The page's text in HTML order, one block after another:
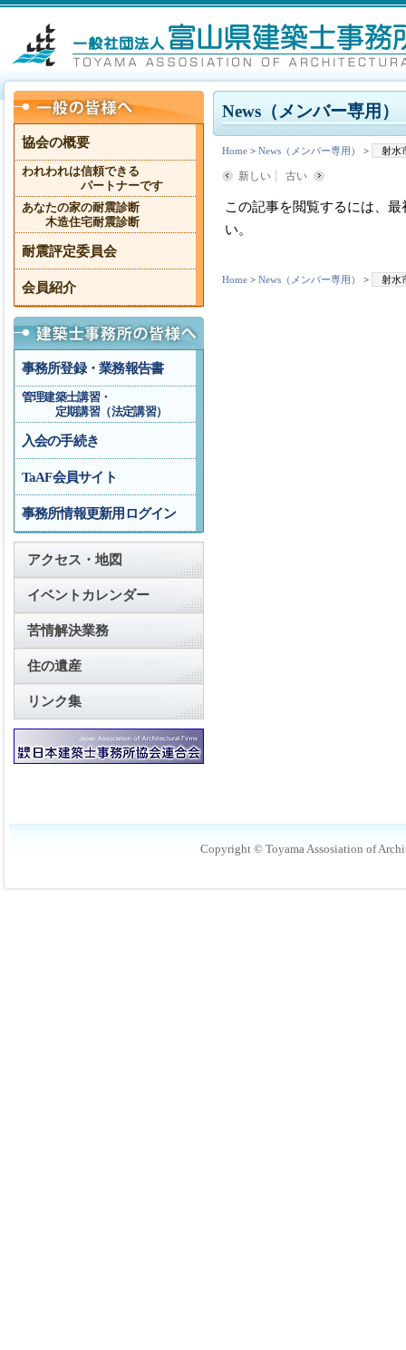
News（メンバー専用）
Home > News（メンバー専用） > 射水
新しい 古い
この記事を閲覧するには、
い。
Home > News（メンバー専用） > 射水
協会の概要
われわれは信頼できる
パートナーです
あなたの家の耐震診断
木造住宅耐震診断
耐震評定委員会
会員紹介
事務所登録・業務報告書
管理建築士講習・
定期講習（法定講習）
入会の手続き
TaAF会員サイト
事務所情報更新用ログイン
アクセス・地図
イベントカレンダー
苦情解決業務
住の遺産
リンク集
Copyright © Toyama Assosiation of